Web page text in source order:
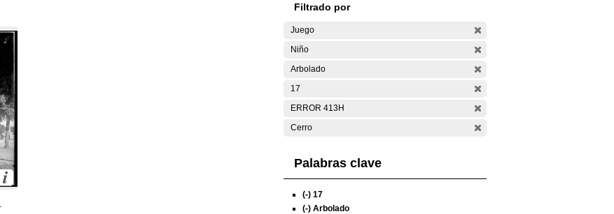
Filtrado por
Juego
Niño
Arbolado
17
ERROR 413H
Cerro
Palabras clave
(-) 17
(-) Arbolado